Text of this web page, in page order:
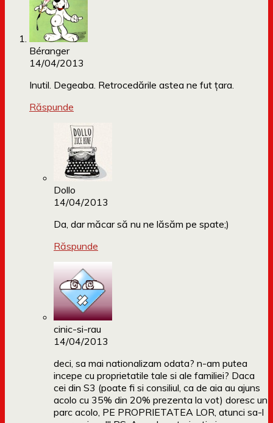
Béranger
14/04/2013
Inutil. Degeaba. Retrocedările astea ne fut țara.
Răspunde
Dollo
14/04/2013
Da, dar măcar să nu ne lăsăm pe spate;)
Răspunde
cinic-si-rau
14/04/2013
deci, sa mai nationalizam odata? n-am putea
incepe cu proprietatile tale si ale familiei? Daca
cei din S3 (poate fi si consiliul, ca de aia au ajuns
acolo cu 35% din 20% prezenta la vot) doresc un
parc acolo, PE PROPRIETATEA LOR, atunci sa-l